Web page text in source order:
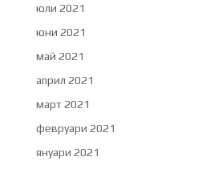
юли 2021
юни 2021
май 2021
април 2021
март 2021
февруари 2021
януари 2021